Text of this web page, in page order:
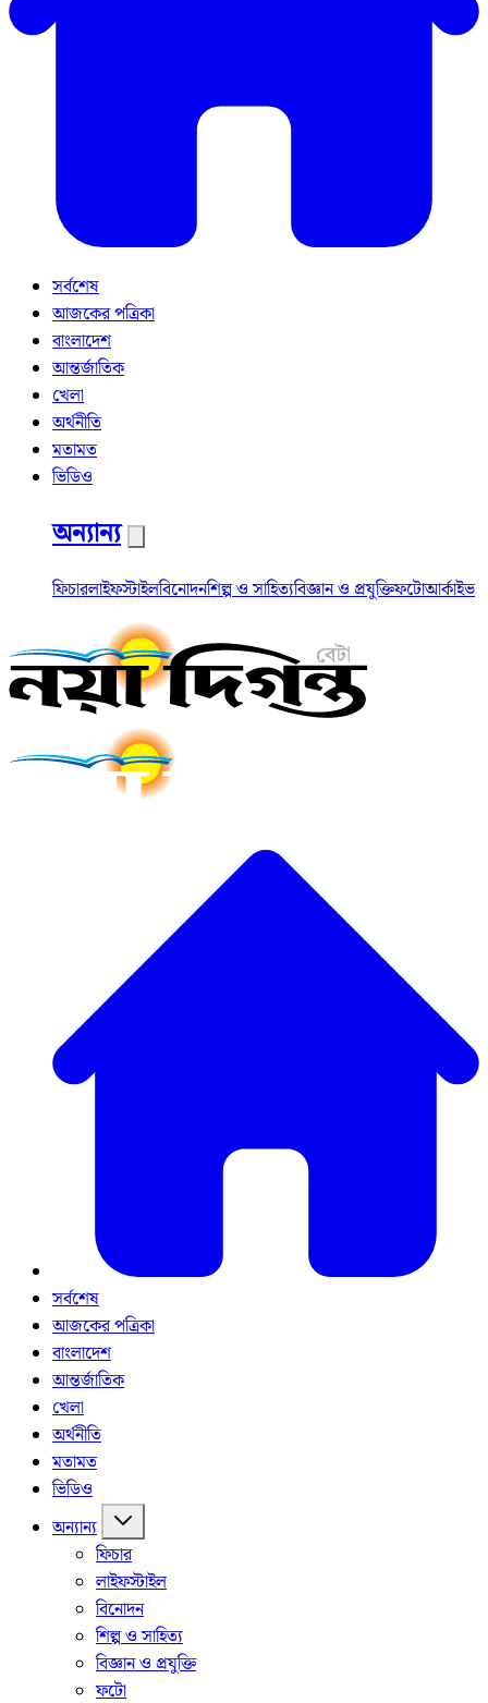
সর্বশেষ
আজকের পত্রিকা
বাংলাদেশ
আন্তর্জাতিক
খেলা
অর্থনীতি
মতামত
ভিডিও
অন্যান্য
ফিচারলাইফস্টাইলবিনোদনশিল্প ও সাহিত্যবিজ্ঞান ও প্রযুক্তিফটোআর্কাইভ
সর্বশেষ
আজকের পত্রিকা
বাংলাদেশ
আন্তর্জাতিক
খেলা
অর্থনীতি
মতামত
ভিডিও
অন্যান্য
ফিচার
লাইফস্টাইল
বিনোদন
শিল্প ও সাহিত্য
বিজ্ঞান ও প্রযুক্তি
ফটো